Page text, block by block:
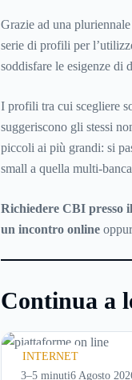
Grazie ad una
serie di profili per
soddisfare le esigenze di
I profili tra cui scegliere
suggeriscono gli stessi
piccoli ai più grandi: si
small a quella multi-
Richiedere CBI presso
un incontro online
Continua a
INTERNET
3–5 minuti6 Agosto